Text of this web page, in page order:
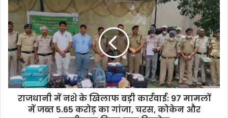
राजधानी में नशे के खिलाफ बड़ी कार्रवाई: 97 मामलों
में जब्त 5.65 करोड़ का गांजा, चरस, कोकेन और